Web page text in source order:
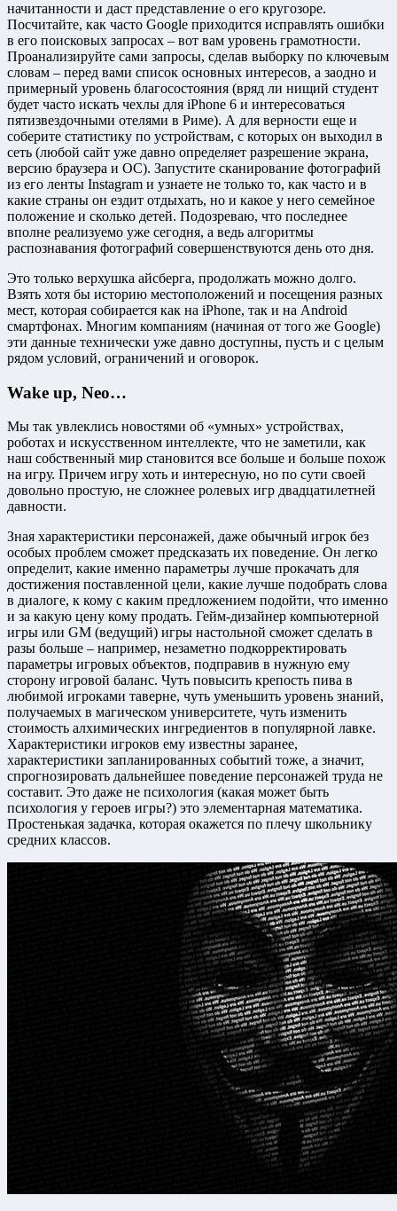
начитанности и даст представление о его кругозоре.
Посчитайте, как часто Google приходится исправлять ошибки
в его поисковых запросах – вот вам уровень грамотности.
Проанализируйте сами запросы, сделав выборку по ключевым
словам – перед вами список основных интересов, а заодно и
примерный уровень благосостояния (вряд ли нищий студент
будет часто искать чехлы для iPhone 6 и интересоваться
пятизвездочными отелями в Риме). А для верности еще и
соберите статистику по устройствам, с которых он выходил в
сеть (любой сайт уже давно определяет разрешение экрана,
версию браузера и ОС). Запустите сканирование фотографий
из его ленты Instagram и узнаете не только то, как часто и в
какие страны он ездит отдыхать, но и какое у него семейное
положение и сколько детей. Подозреваю, что последнее
вполне реализуемо уже сегодня, а ведь алгоритмы
распознавания фотографий совершенствуются день ото дня.
Это только верхушка айсберга, продолжать можно долго.
Взять хотя бы историю местоположений и посещения разных
мест, которая собирается как на iPhone, так и на Android
смартфонах. Многим компаниям (начиная от того же Google)
эти данные технически уже давно доступны, пусть и с целым
рядом условий, ограничений и оговорок.
Wake up, Neo…
Мы так увлеклись новостями об «умных» устройствах,
роботах и искусственном интеллекте, что не заметили, как
наш собственный мир становится все больше и больше похож
на игру. Причем игру хоть и интересную, но по сути своей
довольно простую, не сложнее ролевых игр двадцатилетней
давности.
Зная характеристики персонажей, даже обычный игрок без
особых проблем сможет предсказать их поведение. Он легко
определит, какие именно параметры лучше прокачать для
достижения поставленной цели, какие лучше подобрать слова
в диалоге, к кому с каким предложением подойти, что именно
и за какую цену кому продать. Гейм-дизайнер компьютерной
игры или GM (ведущий) игры настольной сможет сделать в
разы больше – например, незаметно подкорректировать
параметры игровых объектов, подправив в нужную ему
сторону игровой баланс. Чуть повысить крепость пива в
любимой игроками таверне, чуть уменьшить уровень знаний,
получаемых в магическом университете, чуть изменить
стоимость алхимических ингредиентов в популярной лавке.
Характеристики игроков ему известны заранее,
характеристики запланированных событий тоже, а значит,
спрогнозировать дальнейшее поведение персонажей труда не
составит. Это даже не психология (какая может быть
психология у героев игры?) это элементарная математика.
Простенькая задачка, которая окажется по плечу школьнику
средних классов.